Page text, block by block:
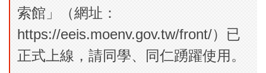
索館」（網址：
https://eeis.moenv.gov.tw/front/）已
正式上線，請同學、同仁踴躍使用。